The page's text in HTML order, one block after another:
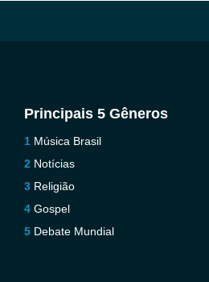
Principais 5 Gêneros
Música Brasil
Notícias
Religião
Gospel
Debate Mundial